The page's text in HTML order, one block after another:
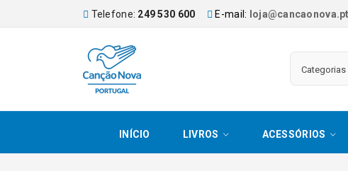
Telefone: 249 530 600 E-mail: loja@cancaonova.pt
INÍCIO LIVROS ACESSÓRIOS